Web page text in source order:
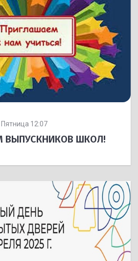
12:07
ВЫПУСКНИКОВ ШКОЛ!